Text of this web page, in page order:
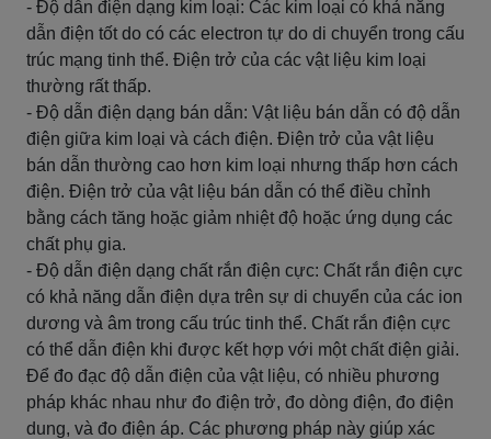
- Độ dẫn điện dạng kim loại: Các kim loại có khả năng
dẫn điện tốt do có các electron tự do di chuyển trong cấu
trúc mạng tinh thể. Điện trở của các vật liệu kim loại
thường rất thấp.
- Độ dẫn điện dạng bán dẫn: Vật liệu bán dẫn có độ dẫn
điện giữa kim loại và cách điện. Điện trở của vật liệu
bán dẫn thường cao hơn kim loại nhưng thấp hơn cách
điện. Điện trở của vật liệu bán dẫn có thể điều chỉnh
bằng cách tăng hoặc giảm nhiệt độ hoặc ứng dụng các
chất phụ gia.
- Độ dẫn điện dạng chất rắn điện cực: Chất rắn điện cực
có khả năng dẫn điện dựa trên sự di chuyển của các ion
dương và âm trong cấu trúc tinh thể. Chất rắn điện cực
có thể dẫn điện khi được kết hợp với một chất điện giải.
Để đo đạc độ dẫn điện của vật liệu, có nhiều phương
pháp khác nhau như đo điện trở, đo dòng điện, đo điện
dung, và đo điện áp. Các phương pháp này giúp xác